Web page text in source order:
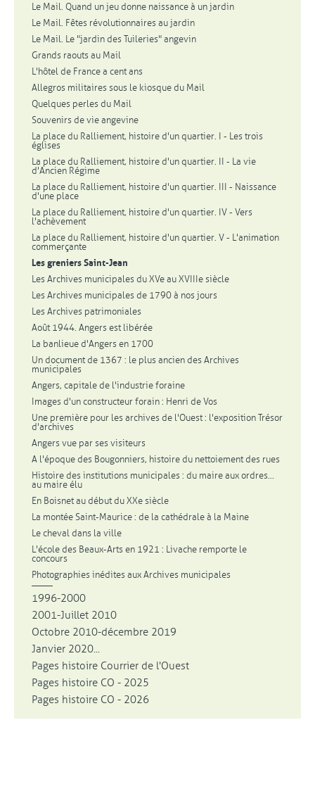
Le Mail. Quand un jeu donne naissance à un jardin
Le Mail. Fêtes révolutionnaires au jardin
Le Mail. Le "jardin des Tuileries" angevin
Grands raouts au Mail
L'hôtel de France a cent ans
Allegros militaires sous le kiosque du Mail
Quelques perles du Mail
Souvenirs de vie angevine
La place du Ralliement, histoire d'un quartier. I - Les trois
églises
La place du Ralliement, histoire d'un quartier. II - La vie
d'Ancien Régime
La place du Ralliement, histoire d'un quartier. III - Naissance
d'une place
La place du Ralliement, histoire d'un quartier. IV - Vers
l'achèvement
La place du Ralliement, histoire d'un quartier. V - L'animation
commerçante
Les greniers Saint-Jean
Les Archives municipales du XVe au XVIIIe siècle
Les Archives municipales de 1790 à nos jours
Les Archives patrimoniales
Août 1944. Angers est libérée
La banlieue d'Angers en 1700
Un document de 1367 : le plus ancien des Archives
municipales
Angers, capitale de l'industrie foraine
Images d'un constructeur forain : Henri de Vos
Une première pour les archives de l'Ouest : l'exposition Trésor
d'archives
Angers vue par ses visiteurs
A l'époque des Bougonniers, histoire du nettoiement des rues
Histoire des institutions municipales : du maire aux ordres...
au maire élu
En Boisnet au début du XXe siècle
La montée Saint-Maurice : de la cathédrale à la Maine
Le cheval dans la ville
L'école des Beaux-Arts en 1921 : Livache remporte le
concours
Photographies inédites aux Archives municipales
1996-2000
2001-Juillet 2010
Octobre 2010-décembre 2019
Janvier 2020...
Pages histoire Courrier de l'Ouest
Pages histoire CO - 2025
Pages histoire CO - 2026